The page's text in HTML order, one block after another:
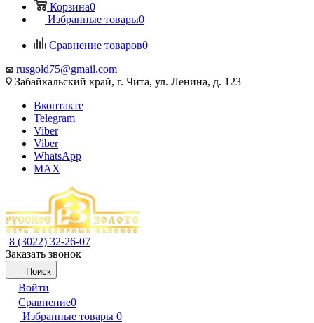
Корзина0
Избранные товары0
Сравнение товаров0
rusgold75@gmail.com
Забайкальский край, г. Чита, ул. Ленина, д. 123
Вконтакте
Telegram
Viber
Viber
WhatsApp
MAX
8 (3022) 32-26-07
Заказать звонок
Поиск
Войти
Сравнение0
Избранные товары 0